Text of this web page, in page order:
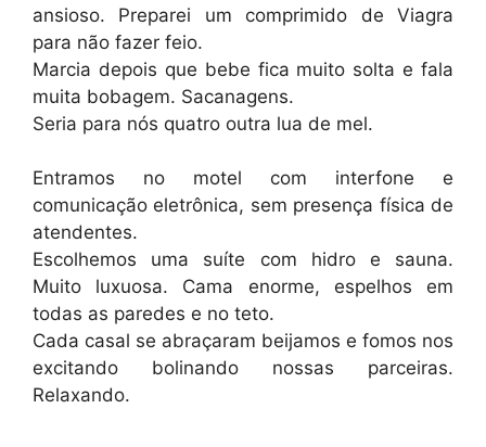
ansioso. Preparei um comprimido de Viagra
para não fazer feio.
Marcia depois que bebe fica muito solta e fala
muita bobagem. Sacanagens.
Seria para nós quatro outra lua de mel.
Entramos no motel com interfone e
comunicação eletrônica, sem presença física de
atendentes.
Escolhemos uma suíte com hidro e sauna.
Muito luxuosa. Cama enorme, espelhos em
todas as paredes e no teto.
Cada casal se abraçaram beijamos e fomos nos
excitando bolinando nossas parceiras.
Relaxando.